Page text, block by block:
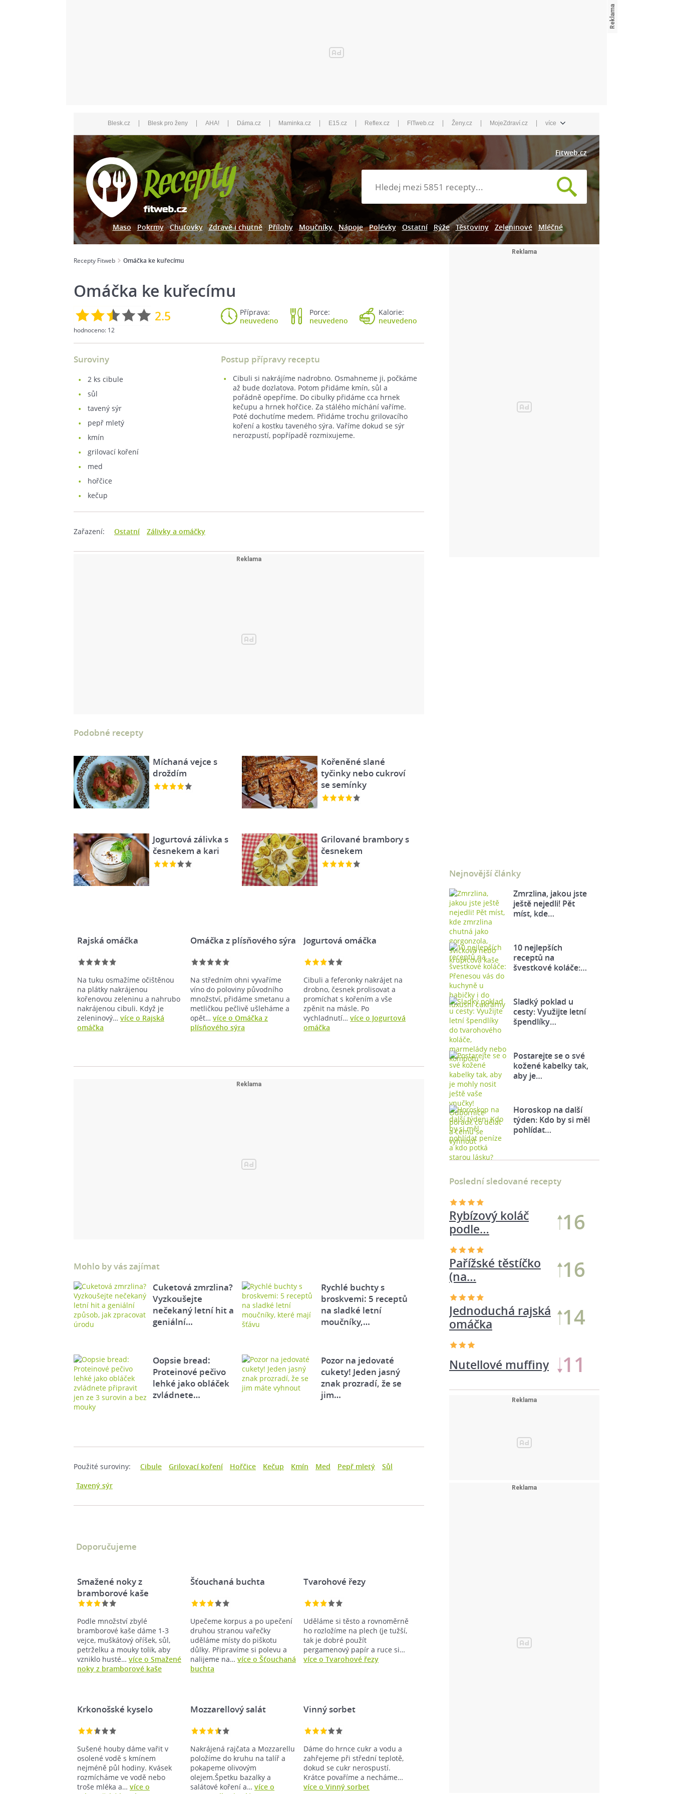
Blesk.cz | Blesk pro ženy | AHA! | Dáma.cz | Maminka.cz | E15.cz | Reflex.cz | FITweb.cz | Ženy.cz | MojeZdraví.cz | více
Fitweb.cz
Maso Pokrmy Chuťovky Zdravě i chutně Přílohy Moučníky Nápoje Polévky Ostatní Rýže Těstoviny Zeleninové Mléčné
Recepty Fitweb Omáčka ke kuřecímu
Omáčka ke kuřecímu
2.5
hodnoceno: 12
Příprava:
neuvedeno
Porce:
neuvedeno
Kalorie:
neuvedeno
Suroviny
2 ks cibule
sůl
tavený sýr
pepř mletý
kmín
grilovací koření
med
hořčice
kečup
Postup přípravy receptu
Cibuli si nakrájíme nadrobno. Osmahneme ji, počkáme
až bude dozlatova. Potom přidáme kmín, sůl a
pořádně opepříme. Do cibulky přidáme cca hrnek
kečupu a hrnek hořčice. Za stálého míchání vaříme.
Poté dochutíme medem. Přidáme trochu grilovacího
koření a kostku taveného sýra. Vaříme dokud se sýr
nerozpustí, popřípadě rozmixujeme.
Zařazení: Ostatní Zálivky a omáčky
Podobné recepty
Míchaná vejce s
droždím
Kořeněné slané
tyčinky nebo cukroví
se semínky
Jogurtová zálivka s
česnekem a kari
Grilované brambory s
česnekem
Rajská omáčka
Na tuku osmažíme očištěnou
na plátky nakrájenou
kořenovou zeleninu a nahrubo
nakrájenou cibuli. Když je
zeleninový… více o Rajská
omáčka
Omáčka z plísňového sýra
Na středním ohni vyvaříme
víno do poloviny původního
množství, přidáme smetanu a
metličkou pečlivě ušleháme a
opět…více o Omáčka z
plísňového sýra
Jogurtová omáčka
Cibuli a feferonky nakrájet na
drobno, česnek prolisovat a
promíchat s kořením a vše
zpěnit na másle. Po
vychladnutí…více o Jogurtová
omáčka
Mohlo by vás zajímat
Cuketová zmrzlina?
Vyzkoušejte
nečekaný letní hit a
geniální…
Rychlé buchty s
broskvemi: 5 receptů
na sladké letní
moučníky,…
Oopsie bread:
Proteinové pečivo
lehké jako obláček
zvládnete…
Pozor na jedovaté
cukety! Jeden jasný
znak prozradí, že se
jim…
Použité suroviny: Cibule Grilovací koření Hořčice Kečup Kmín Med Pepř mletý
Sůl
Tavený sýr
Doporučujeme
Smažené noky z
bramborové kaše
Podle množství zbylé
bramborové kaše dáme 1-3
vejce, muškátový oříšek, sůl,
petrželku a mouky tolik, aby
vzniklo husté… více o Smažené
noky z bramborové kaše
Šťouchaná buchta
Upečeme korpus a po upečení
druhou stranou vařečky
uděláme místy do piškotu
důlky. Připravíme si polevu a
nalijeme na…více o Šťouchaná
buchta
Tvarohové řezy
Uděláme si těsto a rovnoměrně
ho rozložíme na plech (je tužší,
tak je dobré použít
pergamenový papír a ruce si…
více o Tvarohové řezy
Krkonošské kyselo
Sušené houby dáme vařit v
osolené vodě s kmínem
nejméně půl hodiny. Kvásek
rozmícháme ve vodě nebo
troše mléka a… více o
Mozzarellový salát
Nakrájená rajčata a Mozzarellu
položíme do kruhu na talíř a
pokapeme olivovým
olejem.Špetku bazalky a
salátové koření a…více o
Vinný sorbet
Dáme do hrnce cukr a vodu a
zahřejeme při střední teplotě,
dokud se cukr nerospustí.
Krátce povaříme a necháme…
více o Vinný sorbet
Nejnovější články
Zmrzlina, jakou jste
ještě nejedli! Pět
míst, kde…
10 nejlepších
receptů na
švestkové koláče:…
Sladký poklad u
cesty: Využijte letní
špendlíky…
Postarejte se o své
kožené kabelky tak,
aby je…
Horoskop na další
týden: Kdo by si měl
pohlídat…
Poslední sledované recepty
Rybízový koláč
podle…
16
Jednoduchá rajská
omáčka
14
Nutellové muffiny 11
Pařížské těstíčko
(na…
16